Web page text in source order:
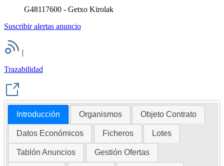
G48117600 - Getxo Kirolak
Suscribir alertas anuncio
|
Trazabilidad
Introducción Organismos Objeto Contrato
Datos Económicos Ficheros Lotes
Tablón Anuncios Gestión Ofertas